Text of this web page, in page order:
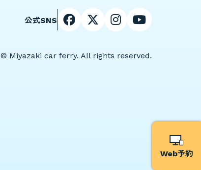
公式SNS
© Miyazaki car ferry. All rights reserved.
Web予約